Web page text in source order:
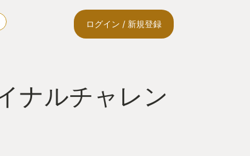
ログイン / 新規登録
ナルチャレン